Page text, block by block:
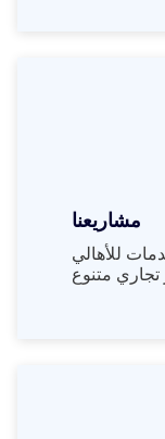
مشاريعنا
للأهالي
متنوع